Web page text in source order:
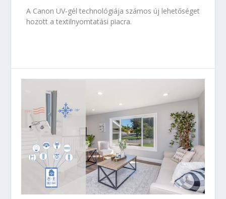
A Canon UV-gél technológiája számos új lehetőséget
hozott a textilnyomtatási piacra.